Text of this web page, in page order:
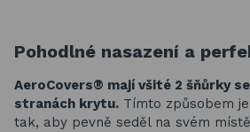
Pohodlné nasazení a
AeroCovers® mají všité 2 šňůrky
stranách krytu. Tímto způsobem
tak, aby pevně seděl na svém